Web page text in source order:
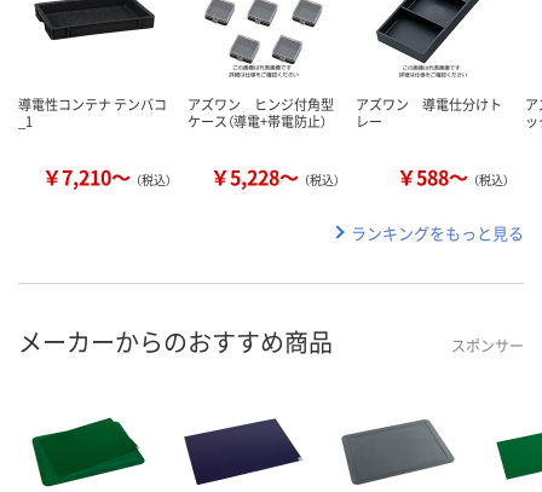
導電性コンテナ テンバコ
_1
￥7,210～ （税込）
アズワン ヒンジ付角型
ケース（導電+帯電防止）
￥5,228～ （税込）
アズワン 導電仕分けト
レー
￥588～ （税込）
ランキングをもっと見る
メーカーからのおすすめ商品 スポンサー